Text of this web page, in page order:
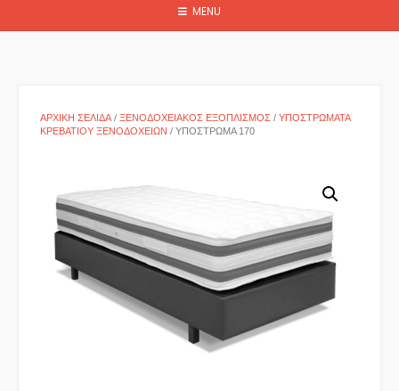
MENU
ΑΡΧΙΚΉ ΣΕΛΊΔΑ / ΞΕΝΟΔΟΧΕΙΑΚΌΣ ΕΞΟΠΛΙΣΜΌΣ / ΥΠΟΣΤΡΏΜΑΤΑ
ΚΡΕΒΑΤΙΟΎ ΞΕΝΟΔΟΧΕΊΩΝ / ΥΠΌΣΤΡΩΜΑ 170